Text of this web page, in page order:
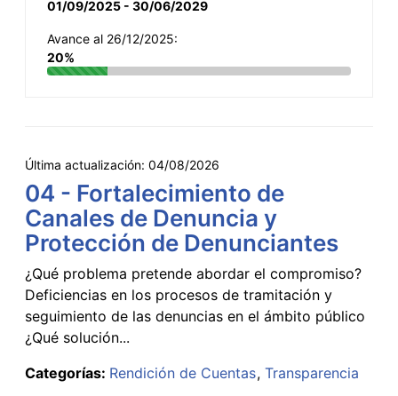
01/09/2025 - 30/06/2029
Avance al 26/12/2025:
20%
Última actualización: 04/08/2026
04 - Fortalecimiento de
Canales de Denuncia y
Protección de Denunciantes
¿Qué problema pretende abordar el compromiso?
Deficiencias en los procesos de tramitación y
seguimiento de las denuncias en el ámbito público
¿Qué solución...
Categorías: Rendición de Cuentas Transparencia